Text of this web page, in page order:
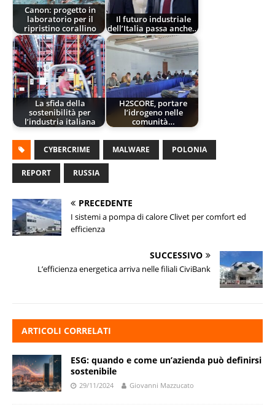
Canon: progetto in
laboratorio per il
ripristino corallino
Il futuro industriale
dell’Italia passa anche…
La sfida della
sostenibilità per
l’industria italiana
H2SCORE, portare
l’idrogeno nelle
comunità…
CYBERCRIME MALWARE POLONIA
REPORT RUSSIA
PRECEDENTE
I sistemi a pompa di calore Clivet per comfort ed
efficienza
SUCCESSIVO
L’efficienza energetica arriva nelle filiali CiviBank
ARTICOLI CORRELATI
ESG: quando e come un’azienda può definirsi
sostenibile
29/11/2024 Giovanni Mazzucato